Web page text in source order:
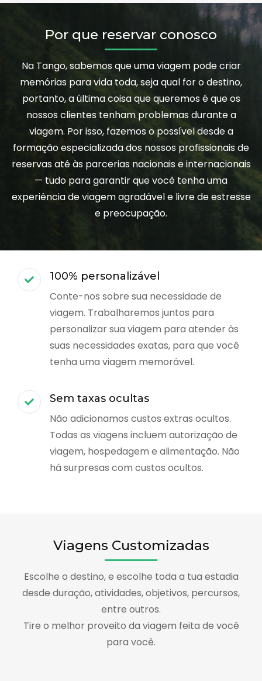
Por que reservar conosco
Na Tango, sabemos que uma viagem pode criar
memórias para vida toda, seja qual for o destino,
portanto, a última coisa que queremos é que os
nossos clientes tenham problemas durante a
viagem. Por isso, fazemos o possível desde a
formação especializada dos nossos profissionais de
reservas até às parcerias nacionais e internacionais
— tudo para garantir que você tenha uma
experiência de viagem agradável e livre de estresse
e preocupação.
100% personalizável
Conte-nos sobre sua necessidade de
viagem. Trabalharemos juntos para
personalizar sua viagem para atender às
suas necessidades exatas, para que você
tenha uma viagem memorável.
Sem taxas ocultas
Não adicionamos custos extras ocultos.
Todas as viagens incluem autorização de
viagem, hospedagem e alimentação. Não
há surpresas com custos ocultos.
Viagens Customizadas
Escolhe o destino, e escolhe toda a tua estadia
desde duração, atividades, objetivos, percursos,
entre outros.
Tire o melhor proveito da viagem feita de você
para você.